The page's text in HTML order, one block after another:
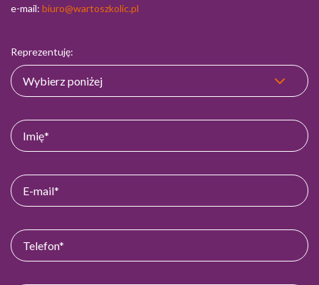
e-mail: biuro@wartoszkolic.pl
Reprezentuję: